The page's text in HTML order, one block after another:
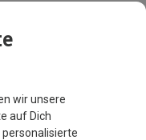
wir unsere
auf Dich